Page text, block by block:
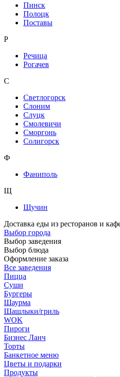
Пинск
Полоцк
Поставы
Р
Речица
Рогачев
С
Светлогорск
Слоним
Слуцк
Смолевичи
Сморгонь
Солигорск
Ф
Фаниполь
Щ
Щучин
Доставка еды из ресторанов и
Выбор города
Выбор заведения
Выбор блюда
Оформление заказа
Все заведения
Пицца
Суши
Бургеры
Шаурма
Шашлыки/гриль
WOK
Пироги
Бизнес Ланч
Торты
Банкетное меню
Цветы и подарки
Продукты